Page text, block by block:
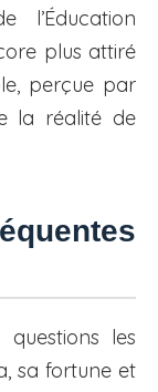
l’Éducation
plus attiré
perçue par
la réalité de
les
sa fortune et